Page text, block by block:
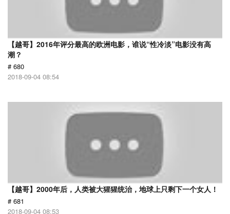
【越哥】2016年评分最高的欧洲电影，谁说“性冷淡”电影没有高
潮？
# 680
2018-09-04 08:54
【越哥】2000年后，人类被大猩猩统治，地球上只剩下一个女人！
# 681
2018-09-04 08:53